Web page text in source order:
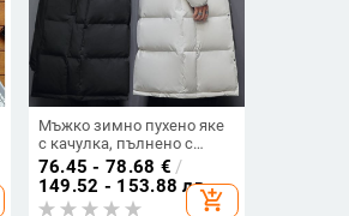
Мъжко зимно пухено яке
с качулка, пълнено с
пъдови пера, съдържание
на пъд 50%, пълнене 300,
отстегаема яка
76.45 - 78.68 € /
149.52 - 153.88 лв
add_shopping_cart